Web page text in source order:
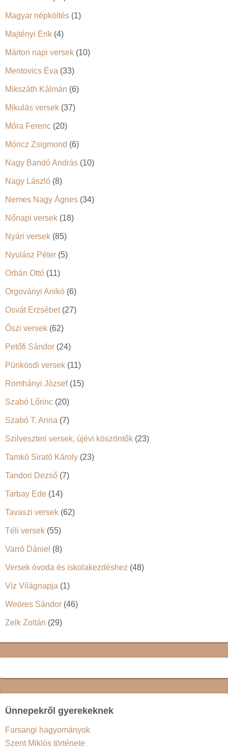
Magyar népköltés (1)
Majtényi Erik (4)
Márton napi versek (10)
Mentovics Éva (33)
Mikszáth Kálmán (6)
Mikulás versek (37)
Móra Ferenc (20)
Móricz Zsigmond (6)
Nagy Bandó András (10)
Nagy László (8)
Nemes Nagy Ágnes (34)
Nőnapi versek (18)
Nyári versek (85)
Nyulász Péter (5)
Orbán Ottó (11)
Orgoványi Anikó (6)
Osvát Erzsébet(27)
Őszi versek (62)
Petőfi Sándor (24)
Pünkösdi versek (11)
Romhányi József(15)
Szabó Lőrinc (20)
Szabó T. Anna (7)
Szilveszteri versek, újévi köszöntők (23)
Tamkó Sirató Károly (23)
Tandori Dezső (7)
Tarbay Ede (14)
Tavaszi versek (62)
Téli versek (55)
Varró Dániel (8)
Versek óvoda és iskolakezdéshez (48)
Víz Világnapja (1)
Weöres Sándor (46)
Zelk Zoltán (29)
Ünnepekről gyerekeknek
Farsangi hagyományok
Szent Miklós története